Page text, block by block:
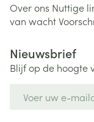
Over ons Nuttige
van wacht
Nieuwsbrief
Blijf op de hoogte